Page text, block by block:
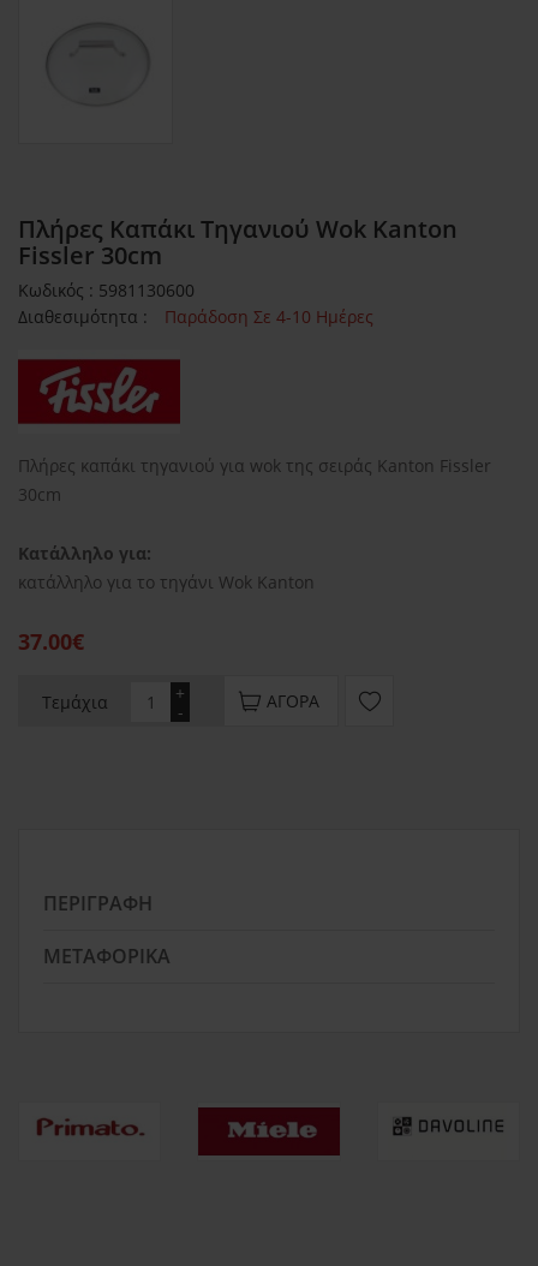
Πλήρες Καπάκι Τηγανιού Wok Kanton
Fissler 30cm
Κωδικός : 5981130600
Διαθεσιμότητα :
Παράδοση Σε 4-10 Ημέρες
Πλήρες καπάκι τηγανιού για wok της σειράς Kanton Fissler
30cm
Κατάλληλο για:
κατάλληλο για το τηγάνι Wok Kanton
37.00€
Τεμάχια -
+ ΑΓΟΡΆ
ΠΕΡΙΓΡΑΦΉ
ΜΕΤΑΦΟΡΙΚΆ